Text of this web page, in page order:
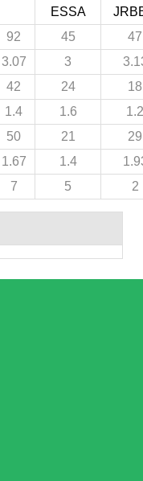
ESSA
92 45
47
3.07 3
42 24
18
1.4 1.6
1.2
50 21
29
1.67 1.4
7 5 2